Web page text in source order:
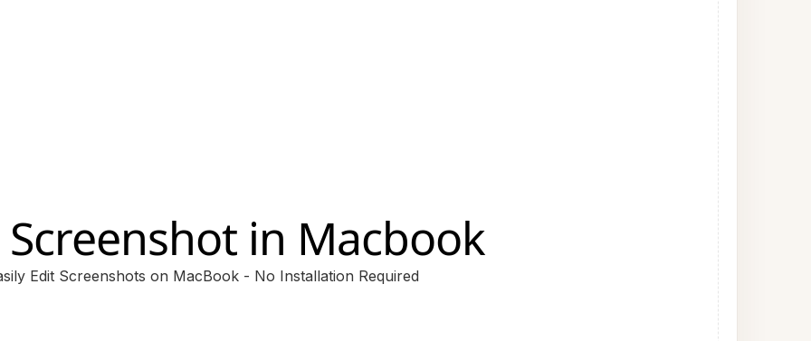
Screenshot in Macbook
Edit Screenshots on MacBook - No Installation Required